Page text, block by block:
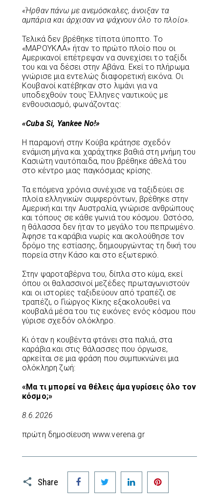
«Ήρθαν πάνω με ανεμόσκαλες, άνοιξαν τα
αμπάρια και άρχισαν να ψάχνουν όλο το πλοίο».
Τελικά δεν βρέθηκε τίποτα ύποπτο. Το
«ΜΑΡΟΥΚΛΑ» ήταν το πρώτο πλοίο που οι
Αμερικανοί επέτρεψαν να συνεχίσει το ταξίδι
του και να δέσει στην Αβάνα. Εκεί το πλήρωμα
γνώρισε μια εντελώς διαφορετική εικόνα. Οι
Κουβανοί κατέβηκαν στο λιμάνι για να
υποδεχθούν τους Έλληνες ναυτικούς με
ενθουσιασμό, φωνάζοντας:
«Cuba Si, Yankee No!»
Η παραμονή στην Κούβα κράτησε σχεδόν
ενάμιση μήνα και χαράχτηκε βαθιά στη μνήμη του
Κασιώτη ναυτόπαιδα, που βρέθηκε άθελά του
στο κέντρο μιας παγκόσμιας κρίσης.
Τα επόμενα χρόνια συνέχισε να ταξιδεύει σε
πλοία ελληνικών συμφερόντων, βρέθηκε στην
Αμερική και την Αυστραλία, γνώρισε ανθρώπους
και τόπους σε κάθε γωνιά του κόσμου. Ωστόσο,
η θάλασσα δεν ήταν το μεγάλο του πεπρωμένο.
Άφησε τα καράβια νωρίς και ακολούθησε τον
δρόμο της εστίασης, δημιουργώντας τη δική του
πορεία στην Κάσο και στο εξωτερικό.
Στην ψαροταβέρνα του, δίπλα στο κύμα, εκεί
όπου οι θαλασσινοί μεζέδες πρωταγωνιστούν
και οι ιστορίες ταξιδεύουν από τραπέζι σε
τραπέζι, ο Γιώργος Κίκης εξακολουθεί να
κουβαλά μέσα του τις εικόνες ενός κόσμου που
γύρισε σχεδόν ολόκληρο.
Κι όταν η κουβέντα φτάνει στα παλιά, στα
καράβια και στις θάλασσες που όργωσε,
αρκείται σε μια φράση που συμπυκνώνει μια
ολόκληρη ζωή:
«Μα τι μπορεί να θέλεις άμα γυρίσεις όλο τον
κόσμο;»
8.6.2026
πρώτη δημοσίευση www.verena.gr
Share
Facebook Twitter LinkedIn